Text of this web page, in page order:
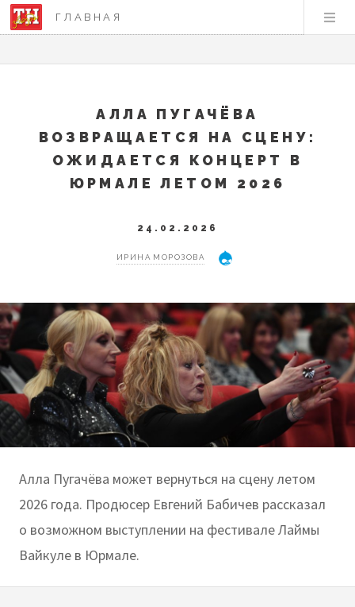
ГЛАВНАЯ
АЛЛА ПУГАЧЁВА
ВОЗВРАЩАЕТСЯ НА СЦЕНУ:
ОЖИДАЕТСЯ КОНЦЕРТ В
ЮРМАЛЕ ЛЕТОМ 2026
24.02.2026
ИРИНА МОРОЗОВА
Алла Пугачёва может вернуться на сцену летом
2026 года. Продюсер Евгений Бабичев рассказал
о возможном выступлении на фестивале Лаймы
Вайкуле в Юрмале.